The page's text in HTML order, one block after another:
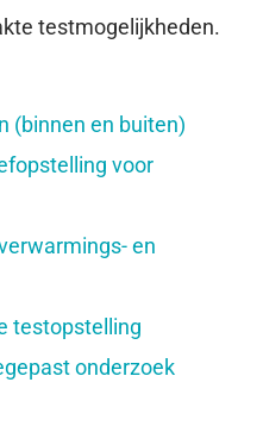
testmogelijkheden.
(binnen en buiten)
voor
en
testopstelling
onderzoek